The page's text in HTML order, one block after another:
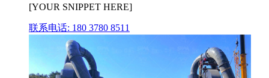
[YOUR SNIPPET HERE]
联系电话: 180 3780 8511